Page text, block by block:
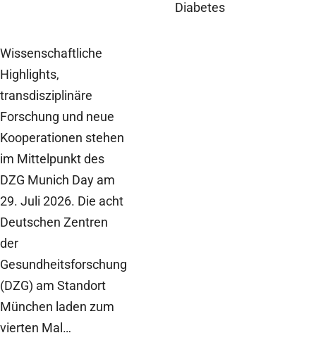
Diabetes
Wissenschaftliche
Highlights,
transdisziplinäre
Forschung und neue
Kooperationen stehen
im Mittelpunkt des
DZG Munich Day am
29. Juli 2026. Die acht
Deutschen Zentren
der
Gesundheitsforschung
(DZG) am Standort
München laden zum
vierten Mal…